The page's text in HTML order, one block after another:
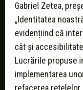
Gabriel Zetea,
„Identitatea
evidențiind că
cât şi
Lucrările propuse
implementarea